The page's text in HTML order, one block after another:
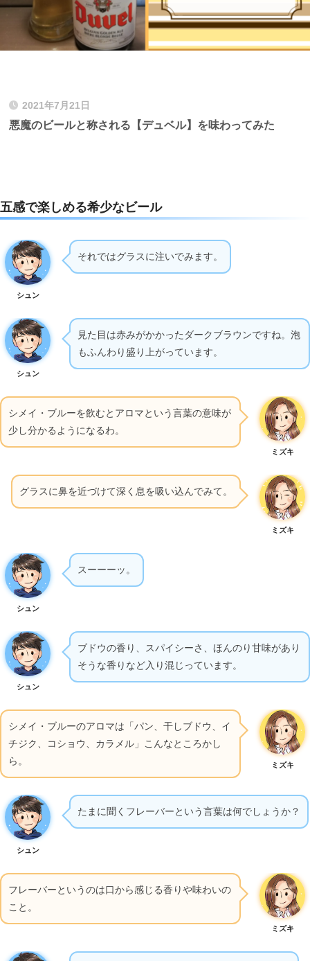
2021年7月21日
悪魔のビールと称される【デュベル】を味わってみた
五感で楽しめる希少なビール
シュン
それではグラスに注いでみます。
シュン
見た目は赤みがかかったダークブラウンですね。泡
もふんわり盛り上がっています。
シメイ・ブルーを飲むとアロマという言葉の意味が
少し分かるようになるわ。
ミズキ
グラスに鼻を近づけて深く息を吸い込んでみて。
ミズキ
シュン
スーーーッ。
シュン
ブドウの香り、スパイシーさ、ほんのり甘味があり
そうな香りなど入り混じっています。
シメイ・ブルーのアロマは「パン、干しブドウ、イ
チジク、コショウ、カラメル」こんなところかし
ら。
ミズキ
シュン
たまに聞くフレーバーという言葉は何でしょうか？
フレーバーというのは口から感じる香りや味わいの
こと。
ミズキ